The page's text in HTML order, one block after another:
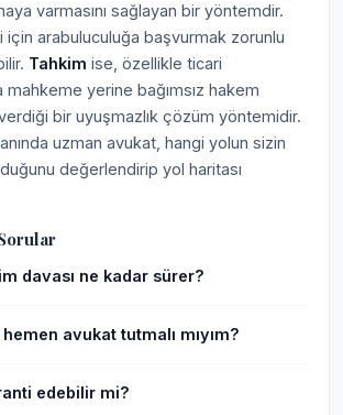
varmasını sağlayan bir yöntemdir.
için arabuluculuğa başvurmak zorunlu
Tahkim ise, özellikle ticari
mahkeme yerine bağımsız hakem
bir uyuşmazlık çözüm yöntemidir.
uzman avukat, hangi yolun sizin
değerlendirip yol haritası
davası ne kadar sürer?
avukat tutmalı mıyım?
edebilir mi?